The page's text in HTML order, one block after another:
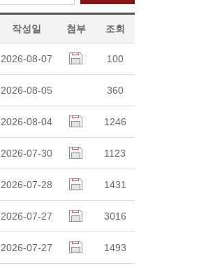
작성일 첨부 조회
2026-08-07 100
2026-08-05 360
2026-08-04 1246
2026-07-30 1123
2026-07-28 1431
2026-07-27 3016
2026-07-27 1493